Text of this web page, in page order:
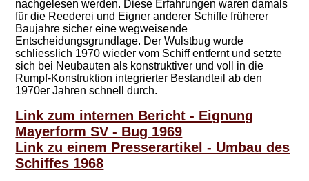
nachgelesen werden. Diese Erfahrungen waren damals
für die Reederei und Eigner anderer Schiffe früherer
Baujahre sicher eine wegweisende
Entscheidungsgrundlage. Der Wulstbug wurde
schliesslich 1970 wieder vom Schiff entfernt und setzte
sich bei Neubauten als konstruktiver und voll in die
Rumpf-Konstruktion integrierter Bestandteil ab den
1970er Jahren schnell durch.
Link zum internen Bericht - Eignung
Mayerform SV - Bug 1969
Link zu einem Presserartikel - Umbau des
Schiffes 1968